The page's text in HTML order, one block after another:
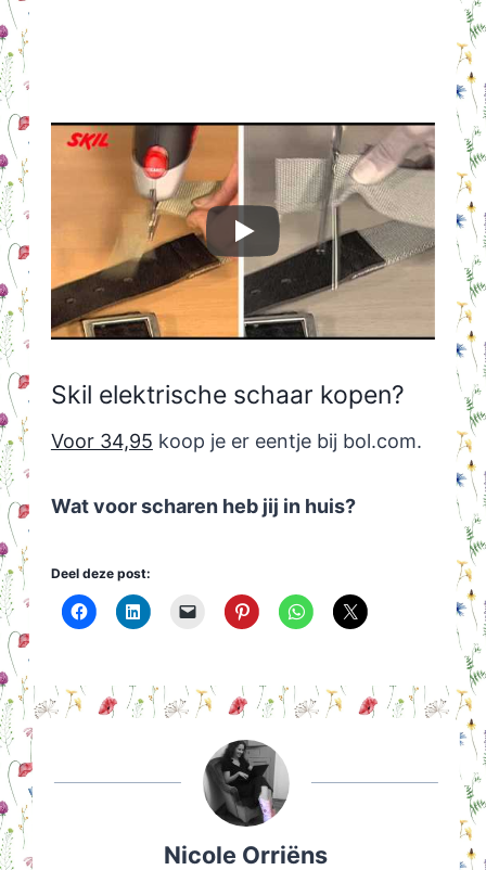
Skil elektrische schaar kopen?
Voor 34,95 koop je er eentje bij bol.com.
Wat voor scharen heb jij in huis?
Deel deze post:
Nicole Orriëns